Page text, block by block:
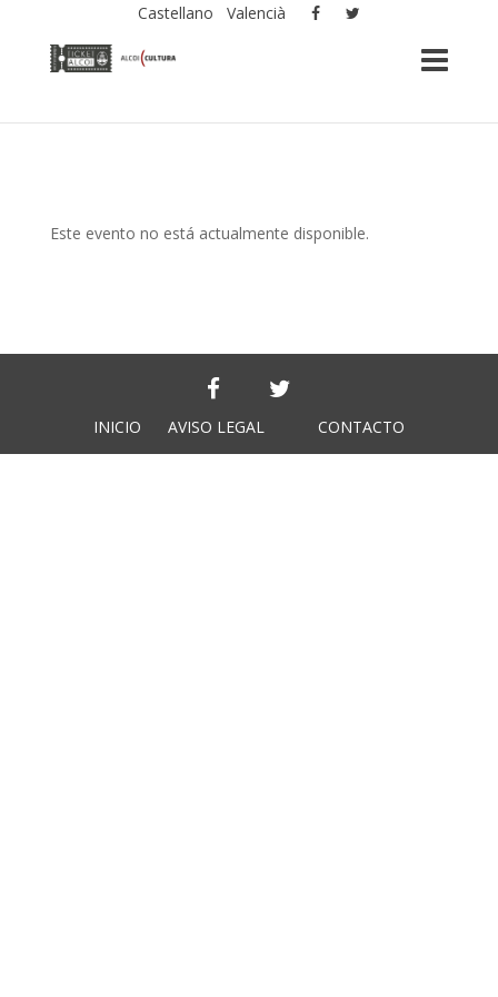
Castellano Valencià
Este evento no está actualmente disponible.
INICIO AVISO LEGAL CONTACTO